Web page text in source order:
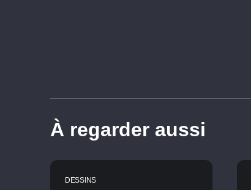
À regarder aussi
DESSINS